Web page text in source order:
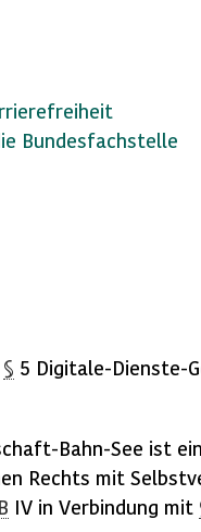
Bundesfachstelle
§ 5 Digitale-Dienste-
Bahn-See ist
Rechts mit
IV in Verbindung mit